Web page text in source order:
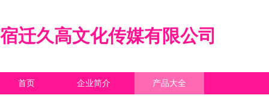
宿迁久高文化传媒有限公司
首页 企业简介 产品大全